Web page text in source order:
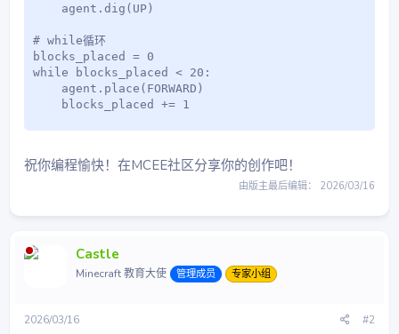
    agent.dig(UP)
# while循环
blocks_placed = 0
while blocks_placed < 20:
    agent.place(FORWARD)
    blocks_placed += 1
祝你编程愉快！在MCEE社区分享你的创作吧！
由版主最后编辑： 2026/03/16
Castle
Minecraft 教育大使 管理成员 专家小组
2026/03/16 #2